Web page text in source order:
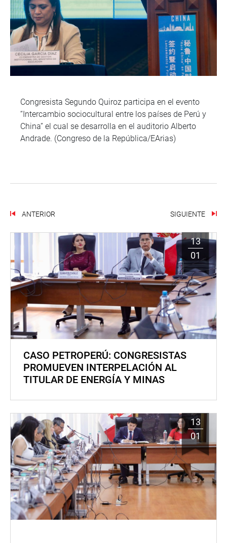
Congresista Segundo Quiroz participa en el evento
“Intercambio sociocultural entre los países de Perú y
China” el cual se desarrolla en el auditorio Alberto
Andrade. (Congreso de la República/EArias)
ANTERIOR SIGUIENTE
13
01
CASO PETROPERÚ: CONGRESISTAS
PROMUEVEN INTERPELACIÓN AL
TITULAR DE ENERGÍA Y MINAS
13
01